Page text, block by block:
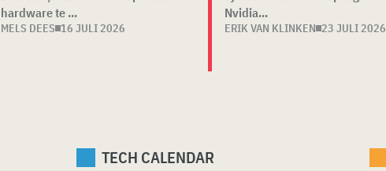
hardware te ...
MELS DEES 16 JULI 2026
Nvidia...
ERIK VAN KLINKEN 23 JULI 2026
TECH CALENDAR